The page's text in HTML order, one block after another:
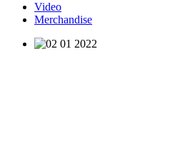
Video
Merchandise